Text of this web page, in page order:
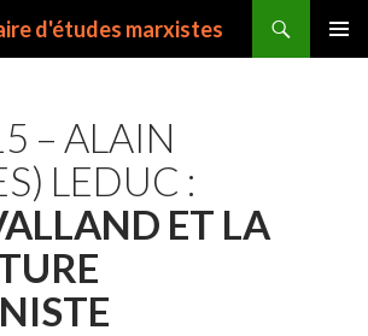
d'études marxistes
– ALAIN
LEDUC :
ET LA